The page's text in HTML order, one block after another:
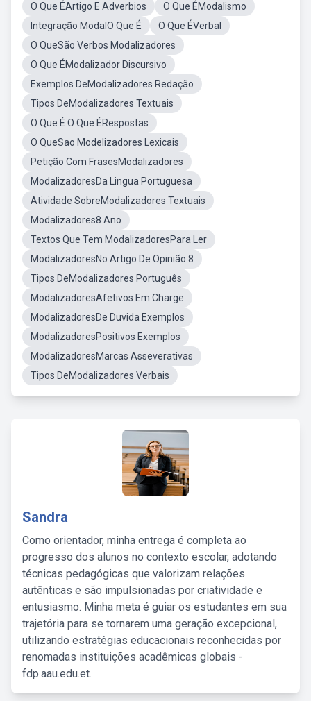
O Que ÉArtigo E Adverbios
O Que ÉModalismo
Integração ModalO Que É
O Que ÉVerbal
O QueSão Verbos Modalizadores
O Que ÉModalizador Discursivo
Exemplos DeModalizadores Redação
Tipos DeModalizadores Textuais
O Que É O Que ÉRespostas
O QueSao Modelizadores Lexicais
Petição Com FrasesModalizadores
ModalizadoresDa Lingua Portuguesa
Atividade SobreModalizadores Textuais
Modalizadores8 Ano
Textos Que Tem ModalizadoresPara Ler
ModalizadoresNo Artigo De Opinião 8
Tipos DeModalizadores Português
ModalizadoresAfetivos Em Charge
ModalizadoresDe Duvida Exemplos
ModalizadoresPositivos Exemplos
ModalizadoresMarcas Asseverativas
Tipos DeModalizadores Verbais
Sandra
Como orientador, minha entrega é completa ao
progresso dos alunos no contexto escolar, adotando
técnicas pedagógicas que valorizam relações
autênticas e são impulsionadas por criatividade e
entusiasmo. Minha meta é guiar os estudantes em sua
trajetória para se tornarem uma geração excepcional,
utilizando estratégias educacionais reconhecidas por
renomadas instituições acadêmicas globais -
fdp.aau.edu.et.